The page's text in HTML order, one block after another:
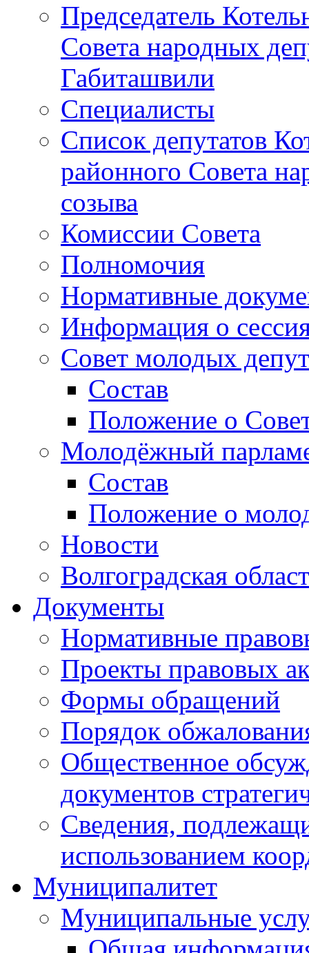
Председатель
Совета народных
Габиташвили
Специалисты
Список депутатов
районного Совета
созыва
Комиссии Совета
Полномочия
Нормативные
Информация о
Совет молодых
Состав
Положение о
Молодёжный
Состав
Положение о
Новости
Волгоградская
Документы
Нормативные
Проекты правовых
Формы обращений
Порядок
Общественное
документов
Сведения,
использованием
Муниципалитет
Муниципальные